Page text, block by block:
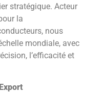
stratégique. Acteur
la
nous
mondiale, avec
l’efficacité et